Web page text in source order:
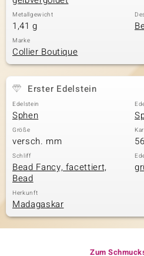
Metallgewicht
1,41 g
Marke
Collier Boutique
Erster Edelstein
Edelstein
Sphen
Größe
versch. mm
Schliff
Bead Fancy, facettiert,
Bead
Herkunft
Madagaskar
Zum